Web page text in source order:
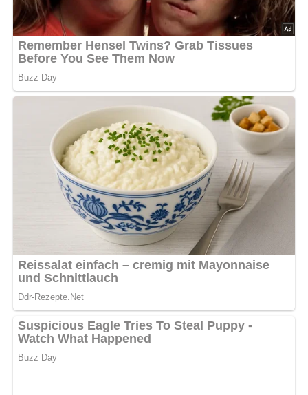
Den gewürfelten Schweinebauch mit den Zwiebeln 20
Minuten in etwas Wasser kochen lassen, dann die
kleingeschnittenen Kohlrüben dazugeben. Von Zeit zu Zeit
mit Wasser auffüllen. In der letzten Viertelstunde die
gewürfelten Kartoffeln zugeben und alles zusammen
garen. Mit Salz, Pfeffer und Kümmel abschmecken. Aus
Mehl und Schmalz eine Schwitze bereiten, die Kohlrüben
damit binden.
Nach: Det schmeckt nach mehr, Der Kinderbuchverlag Berlin, DDR, 1987
Kennst du schon unser tolles DDR-Quiz?Was weißt du
noch alles über die DDR?Teste dein Wissen jetzt!
Jetzt Sterne vergeben – Rezept
bewerten
5/5(3 Bewertung)